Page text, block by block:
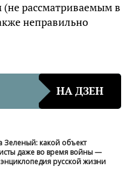
рассматриваемым в
неправильно
НА ДЗЕН
Зеленый: какой объект
даже во время войны —
русской жизни